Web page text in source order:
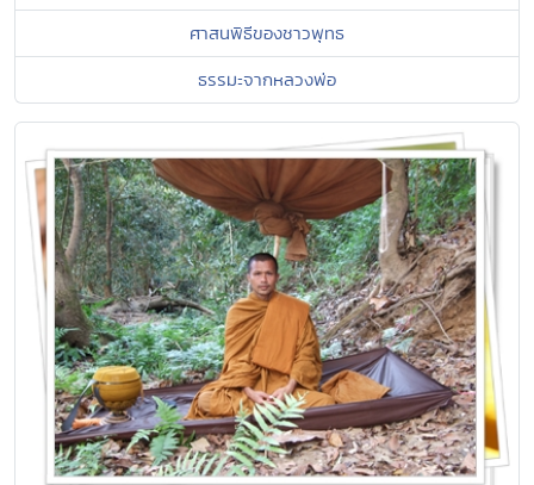
ศาสนพิธีของชาวพุทธ
ธรรมะจากหลวงพ่อ